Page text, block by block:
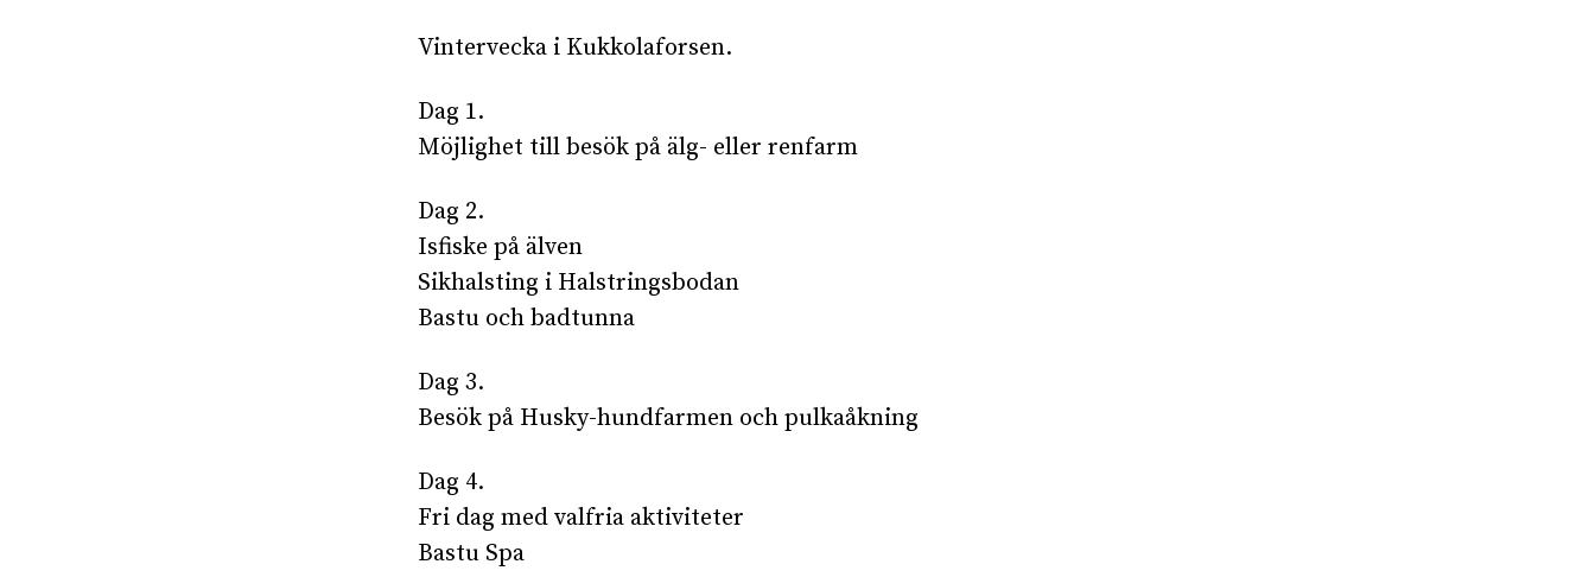
Vintervecka i Kukkolaforsen.
Dag 1.
Möjlighet till besök på älg- eller renfarm
Dag 2.
Isfiske på älven
Sikhalsting i Halstringsbodan
Bastu och badtunna
Dag 3.
Besök på Husky-hundfarmen och pulkaåkning
Dag 4.
Fri dag med valfria aktiviteter
Bastu Spa